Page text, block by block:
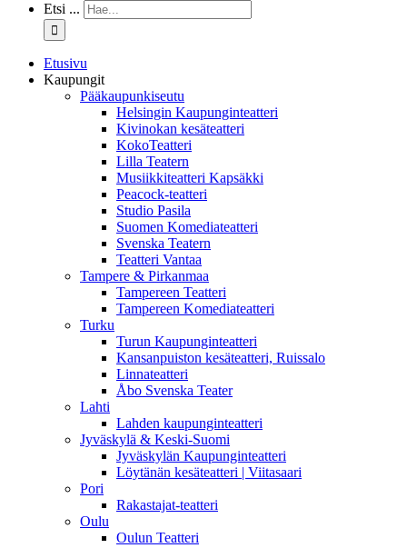
Etsi ...
Etusivu
Kaupungit
Pääkaupunkiseutu
Helsingin Kaupunginteatteri
Kivinokan kesäteatteri
KokoTeatteri
Lilla Teatern
Musiikkiteatteri Kapsäkki
Peacock-teatteri
Studio Pasila
Suomen Komediateatteri
Svenska Teatern
Teatteri Vantaa
Tampere & Pirkanmaa
Tampereen Teatteri
Tampereen Komediateatteri
Turku
Turun Kaupunginteatteri
Kansanpuiston kesäteatteri, Ruissalo
Linnateatteri
Åbo Svenska Teater
Lahti
Lahden kaupunginteatteri
Jyväskylä & Keski-Suomi
Jyväskylän Kaupunginteatteri
Löytänän kesäteatteri | Viitasaari
Pori
Rakastajat-teatteri
Oulu
Oulun Teatteri